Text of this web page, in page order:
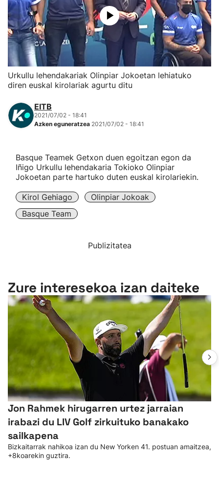
Herri-kirolak
Eskubaloia
Kirolak 360
Mendi-lasterketak
"Helmuga"
Urkullu lehendakariak Olinpiar Jokoetan lehiatuko
diren euskal kirolariak agurtu ditu
EITB
2021/07/02 - 18:41
Azken eguneratzea 2021/07/02 - 18:41
Basque Teamek Getxon duen egoitzan egon da
Iñigo Urkullu lehendakaria Tokioko Olinpiar
Jokoetan parte hartuko duten euskal kirolariekin.
Kirol Gehiago
Olinpiar Jokoak
Basque Team
Publizitatea
Zure interesekoa izan daiteke
Jon Rahmek hirugarren urtez jarraian
irabazi du LIV Golf zirkuituko banakako
sailkapena
Bizkaitarrak nahikoa izan du New Yorken 41. postuan amaitzea,
+8koarekin guztira.